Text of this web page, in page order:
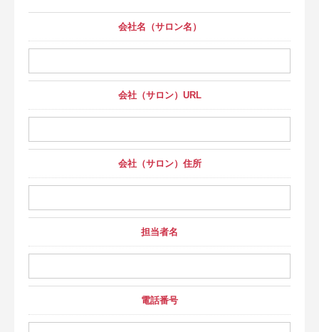
会社名（サロン名）
会社（サロン）URL
会社（サロン）住所
担当者名
電話番号